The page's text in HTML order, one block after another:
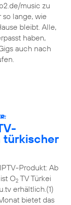
music zu
lange, wie
bleibt. Alle,
haben,
auch nach
türkischer
Produkt: Ab
O2TV Türkei
erhältlich.(1)
bietet das